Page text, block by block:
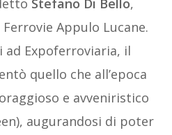
Stefano Di Bello,
Appulo Lucane.
ad Expoferroviaria, il
quello che all’epoca
e avveniristico
augurandosi di poter